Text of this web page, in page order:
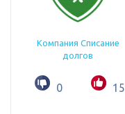
Компания Списание
долгов
0 15